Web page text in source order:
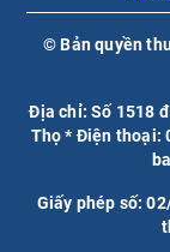
© Bản quyền
Địa chỉ: Số 1518
Thọ * Điện thoại:
Giấy phép số: